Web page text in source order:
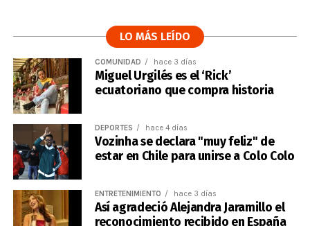
LO MÁS LEÍDO
COMUNIDAD hace 3 días
Miguel Urgilés es el ‘Rick’
ecuatoriano que compra historia
DEPORTES hace 4 días
Vozinha se declara "muy feliz" de
estar en Chile para unirse a Colo Colo
ENTRETENIMIENTO hace 3 días
Así agradeció Alejandra Jaramillo el
reconocimiento recibido en España